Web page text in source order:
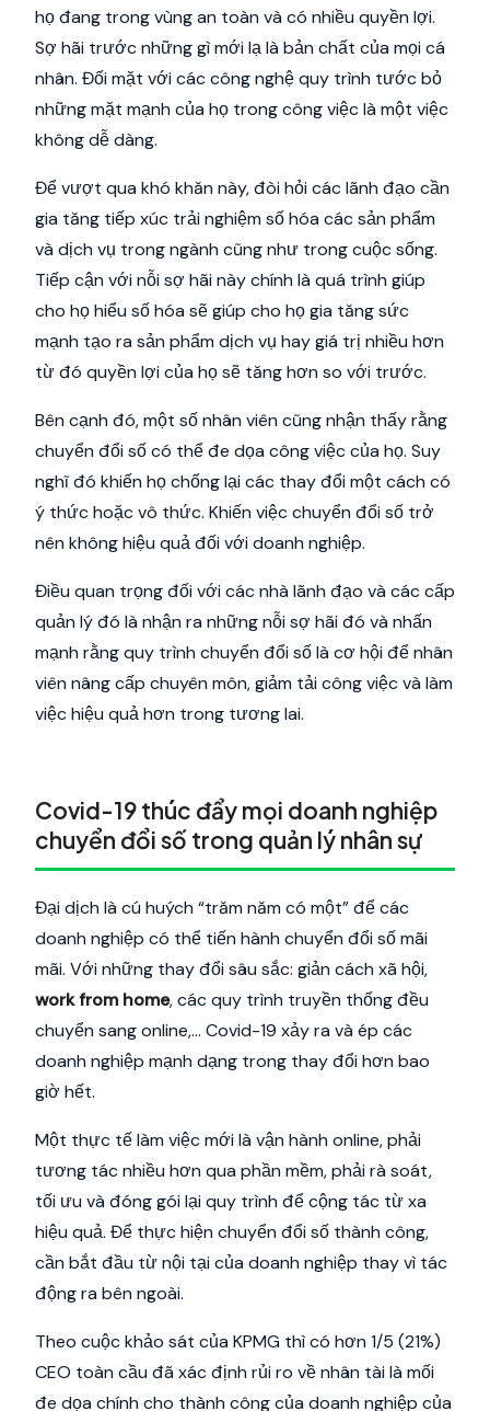
họ đang trong vùng an toàn và có nhiều quyền lợi.
Sợ hãi trước những gì mới lạ là bản chất của mọi cá
nhân. Đối mặt với các công nghệ quy trình tước bỏ
những mặt mạnh của họ trong công việc là một việc
không dễ dàng.
Để vượt qua khó khăn này, đòi hỏi các lãnh đạo cần
gia tăng tiếp xúc trải nghiệm số hóa các sản phẩm
và dịch vụ trong ngành cũng như trong cuộc sống.
Tiếp cận với nỗi sợ hãi này chính là quá trình giúp
cho họ hiểu số hóa sẽ giúp cho họ gia tăng sức
mạnh tạo ra sản phẩm dịch vụ hay giá trị nhiều hơn
từ đó quyền lợi của họ sẽ tăng hơn so với trước.
Bên cạnh đó, một số nhân viên cũng nhận thấy rằng
chuyển đổi số có thể đe dọa công việc của họ. Suy
nghĩ đó khiến họ chống lại các thay đổi một cách có
ý thức hoặc vô thức. Khiến việc chuyển đổi số trở
nên không hiệu quả đối với doanh nghiệp.
Điều quan trọng đối với các nhà lãnh đạo và các cấp
quản lý đó là nhận ra những nỗi sợ hãi đó và nhấn
mạnh rằng quy trình chuyển đổi số là cơ hội để nhân
viên nâng cấp chuyên môn, giảm tải công việc và làm
việc hiệu quả hơn trong tương lai.
Covid-19 thúc đẩy mọi doanh nghiệp
chuyển đổi số trong quản lý nhân sự
Đại dịch là cú huých “trăm năm có một” để các
doanh nghiệp có thể tiến hành chuyển đổi số mãi
mãi. Với những thay đổi sâu sắc: giản cách xã hội,
work from home, các quy trình truyền thống đều
chuyển sang online,... Covid-19 xảy ra và ép các
doanh nghiệp mạnh dạng trong thay đổi hơn bao
giờ hết.
Một thực tế làm việc mới là vận hành online, phải
tương tác nhiều hơn qua phần mềm, phải rà soát,
tối ưu và đóng gói lại quy trình để cộng tác từ xa
hiệu quả. Để thực hiện chuyển đổi số thành công,
cần bắt đầu từ nội tại của doanh nghiệp thay vì tác
động ra bên ngoài.
Theo cuộc khảo sát của KPMG thì có hơn 1/5 (21%)
CEO toàn cầu đã xác định rủi ro về nhân tài là mối
đe dọa chính cho thành công của doanh nghiệp của